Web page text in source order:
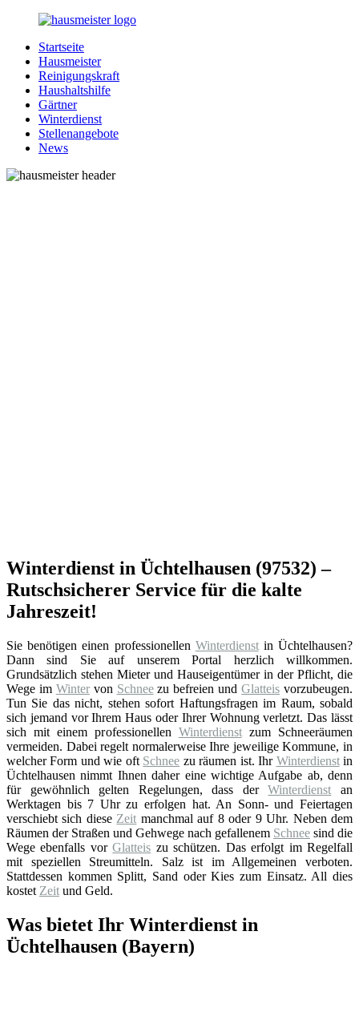
Zurück
Inhalt
Hausmeister.de
Alles
rund
Ihren
Haushalt
Startseite
Hausmeister
Reinigungskraft
Haushaltshilfe
Gärtner
Winterdienst
Stellenangebote
News
Winterdienst in Üchtelhausen (97532) –
Rutschsicherer Service für die kalte
Jahreszeit!
Sie benötigen einen professionellen Winterdienstin Üchtelhausen?
Dann sind Sie auf unserem Portal herzlich willkommen.
Grundsätzlich stehen Mieter und Hauseigentümer in der Pflicht, die
Wege im Wintervon Schneezu befreien undGlatteis vorzubeugen.
Tun Sie das nicht, stehen sofort Haftungsfragen im Raum, sobald
sich jemand vor Ihrem Haus oder Ihrer Wohnung verletzt. Das lässt
sich mit einem professionellen Winterdienstzum Schneeräumen
vermeiden. Dabei regelt normalerweise Ihre jeweilige Kommune, in
welcher Form und wie oft Schnee zu räumen ist. Ihr Winterdienstin
Üchtelhausen nimmt Ihnen daher eine wichtige Aufgabe ab, denn
für gewöhnlich gelten Regelungen, dass derWinterdienst an
Werktagen bis 7 Uhr zu erfolgen hat. An Sonn- und Feiertagen
verschiebt sich diese Zeit manchmal auf 8 oder 9 Uhr. Neben dem
Räumen der Straßen und Gehwege nach gefallenem Schnee sind die
Wege ebenfalls vorGlatteis zu schützen. Das erfolgt im Regelfall
mit speziellen Streumitteln. Salz ist im Allgemeinen verboten.
Stattdessen kommen Splitt, Sand oder Kies zum Einsatz. All dies
kostet Zeit und Geld.
Was bietet Ihr Winterdienst in
Üchtelhausen (Bayern)